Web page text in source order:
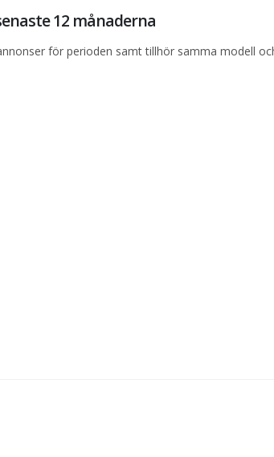
12 månaderna
för perioden samt tillhör samma modell